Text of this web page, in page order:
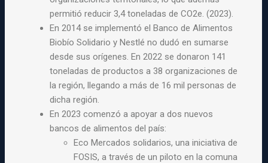
permitió reducir 3,4 toneladas de CO2e. (2023).
En 2014 se implementó el Banco de Alimentos
Biobío Solidario y Nestlé no dudó en sumarse
desde sus orígenes. En 2022 se donaron 141
toneladas de productos a 38 organizaciones de
la región, llegando a más de 16 mil personas de
dicha región.
En 2023 comenzó a apoyar a dos nuevos
bancos de alimentos del país:
Eco Mercados solidarios, una iniciativa de
FOSIS, a través de un piloto en la comuna